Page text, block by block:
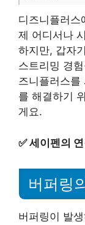
디즈니플러스
제 어디서나
하지만, 갑자
스트리밍 경
즈니플러스를
를 해결하기
게요.
✅세이펜의
버퍼링
버퍼링이 발